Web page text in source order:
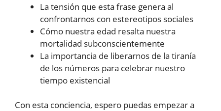
La tensión que esta frase genera al
confrontarnos con estereotipos sociales
Cómo nuestra edad resalta nuestra
mortalidad subconscientemente
La importancia de liberarnos de la tiranía
de los números para celebrar nuestro
tiempo existencial
Con esta conciencia, espero puedas empezar a